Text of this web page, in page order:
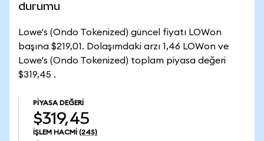
durumu
Lowe's (Ondo Tokenized) güncel fiyatı LOWon
başına $219,01. Dolaşımdaki arzı 1,46 LOWon ve
Lowe's (Ondo Tokenized) toplam piyasa değeri
$319,45 .
PIYASA DEĞERI
$319,45
İŞLEM HACMI (24S)